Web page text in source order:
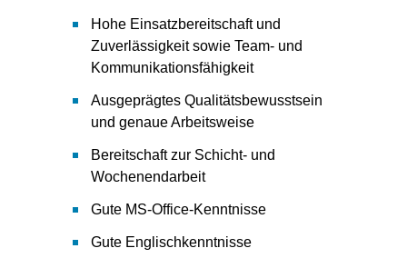
Hohe Einsatzbereitschaft und
Zuverlässigkeit sowie Team- und
Kommunikationsfähigkeit
Ausgeprägtes Qualitätsbewusstsein
und genaue Arbeitsweise
Bereitschaft zur Schicht- und
Wochenendarbeit
Gute MS-Office-Kenntnisse
Gute Englischkenntnisse